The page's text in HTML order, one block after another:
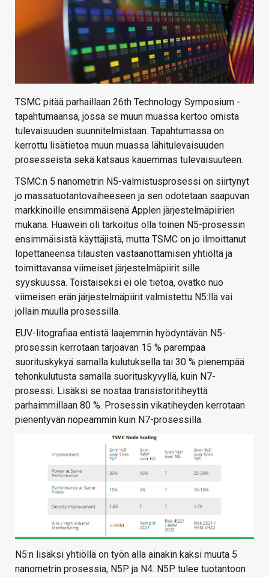
TSMC pitää parhaillaan 26th Technology Symposium -
tapahtumaansa, jossa se muun muassa kertoo omista
tulevaisuuden suunnitelmistaan. Tapahtumassa on
kerrottu lisätietoa muun muassa lähitulevaisuuden
prosesseista sekä katsaus kauemmas tulevaisuuteen.
TSMC:n 5 nanometrin N5-valmistusprosessi on siirtynyt
jo massatuotantovaiheeseen ja sen odotetaan saapuvan
markkinoille ensimmäisenä Applen järjestelmäpiirien
mukana. Huawein oli tarkoitus olla toinen N5-prosessin
ensimmäisistä käyttäjistä, mutta TSMC on jo ilmoittanut
lopettaneensa tilausten vastaanottamisen yhtiöltä ja
toimittavansa viimeiset järjestelmäpiirit sille
syyskuussa. Toistaiseksi ei ole tietoa, ovatko nuo
viimeisen erän järjestelmäpiirit valmistettu N5:llä vai
jollain muulla prosessilla.
EUV-litografiaa entistä laajemmin hyödyntävän N5-
prosessin kerrotaan tarjoavan 15 % parempaa
suorituskykyä samalla kulutuksella tai 30 % pienempää
tehonkulutusta samalla suorituskyvyllä, kuin N7-
prosessi. Lisäksi se nostaa transistoritiheyttä
parhaimmillaan 80 %. Prosessin vikatiheyden kerrotaan
pienentyvän nopeammin kuin N7-prosessilla.
N5:n lisäksi yhtiöllä on työn alla ainakin kaksi muuta 5
nanometrin prosessia, N5P ja N4. N5P tulee tuotantoon